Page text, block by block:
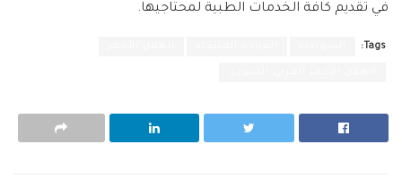
في تقديم كافة الخدمات الطبية لمحتاجيها.
Tags: